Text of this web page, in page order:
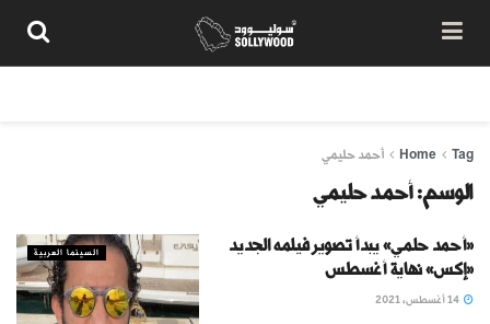
Home Tag أحمد حليمي
الوسم:أحمد حليمي
السينما العربية
«أحمد حلمي» يبدأ تصوير فيلمه الجديد
«إكس» نهاية أغسطس